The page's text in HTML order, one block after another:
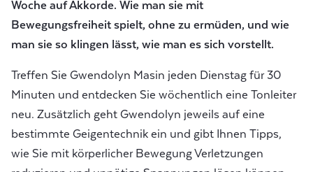
Woche auf Akkorde. Wie man sie mit
Bewegungsfreiheit spielt, ohne zu ermüden, und wie
man sie so klingen lässt, wie man es sich vorstellt.
Treffen Sie Gwendolyn Masin jeden Dienstag für 30
Minuten und entdecken Sie wöchentlich eine Tonleiter
neu. Zusätzlich geht Gwendolyn jeweils auf eine
bestimmte Geigentechnik ein und gibt Ihnen Tipps,
wie Sie mit körperlicher Bewegung Verletzungen